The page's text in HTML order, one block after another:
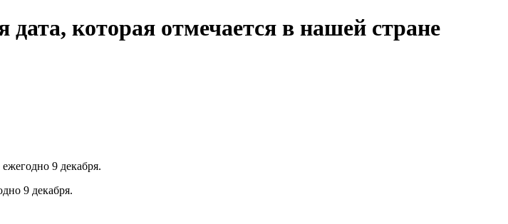
которая отмечается в нашей стране
9 декабря.
9 декабря.